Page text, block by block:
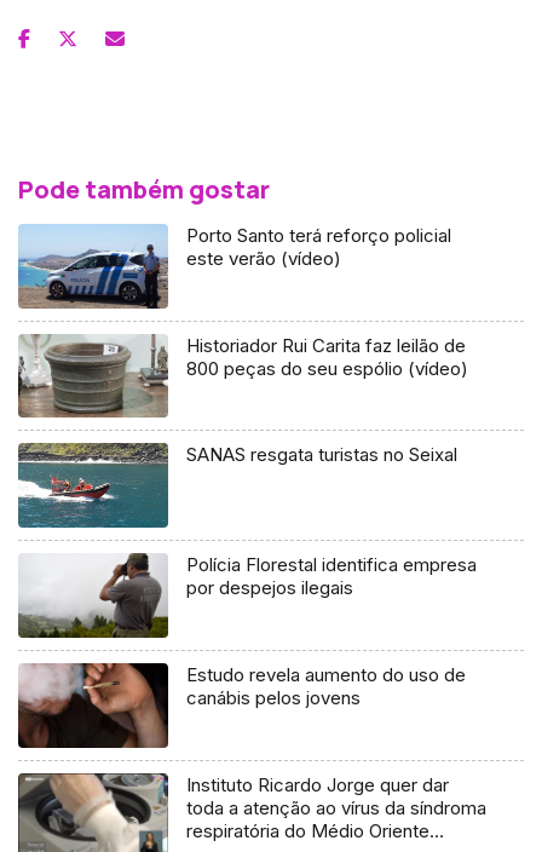
Pode também gostar
Porto Santo terá reforço policial
este verão (vídeo)
Historiador Rui Carita faz leilão de
800 peças do seu espólio (vídeo)
SANAS resgata turistas no Seixal
Polícia Florestal identifica empresa
por despejos ilegais
Estudo revela aumento do uso de
canábis pelos jovens
Instituto Ricardo Jorge quer dar
toda a atenção ao vírus da síndroma
respiratória do Médio Oriente